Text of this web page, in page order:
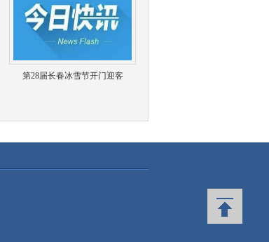
第28届长春冰雪节开门迎客